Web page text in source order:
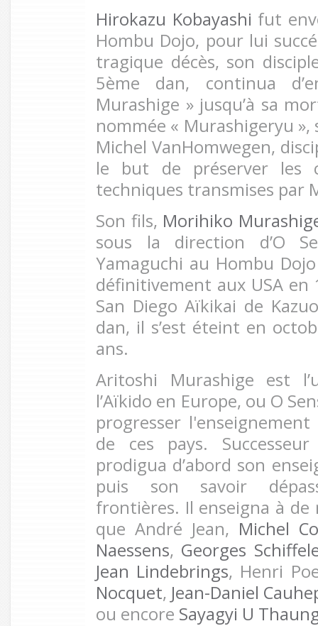
Hirokazu Kobayashi fut
Hombu Dojo, pour lui
tragique décès, son
5ème dan, continua
Murashige » jusqu’à sa
nommée « Murashigeryu
Michel VanHomwegen,
le but de préserver les
techniques transmises par
Son fils, Morihiko
sous la direction d’O
Yamaguchi au Hombu
définitivement aux USA
San Diego Aïkikai de
dan, il s’est éteint en
ans.
Aritoshi Murashige est
l’Aïkido en Europe, ou O
progresser
de ces pays.
prodigua d’abord son
puis son savoir
frontières. Il enseigna à
que André Jean, Michel
Naessens, Georges
Jean Lindebrings, Henri
Nocquet, Jean-Daniel
ou encore Sayagyi U